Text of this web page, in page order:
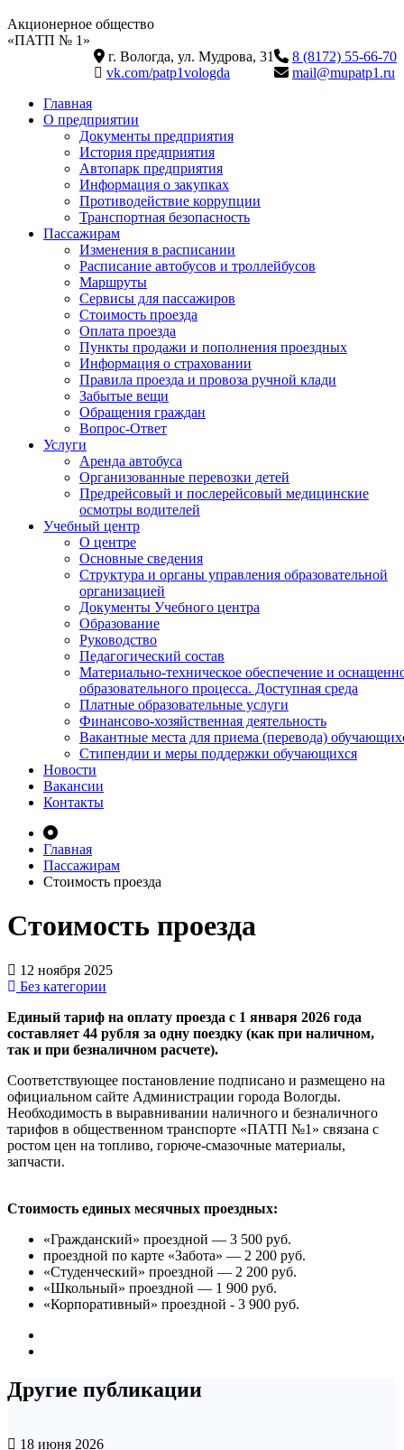
Акционерное общество
«ПАТП № 1»
г. Вологда, ул. Мудрова, 31
vk.com/patp1vologda
8 (8172) 55-66-70
mail@mupatp1.ru
Главная
О предприятии
Документы предприятия
История предприятия
Автопарк предприятия
Информация о закупках
Противодействие коррупции
Транспортная безопасность
Пассажирам
Изменения в расписании
Расписание автобусов и троллейбусов
Маршруты
Сервисы для пассажиров
Стоимость проезда
Оплата проезда
Пункты продажи и пополнения проездных
Информация о страховании
Правила проезда и провоза ручной клади
Забытые вещи
Обращения граждан
Вопрос-Ответ
Услуги
Аренда автобуса
Организованные перевозки детей
Предрейсовый и послерейсовый медицинские
осмотры водителей
Учебный центр
О центре
Основные сведения
Структура и органы управления образовательной
организацией
Документы Учебного центра
Образование
Руководство
Педагогический состав
Материально-техническое обеспечение и
образовательного процесса. Доступная среда
Платные образовательные услуги
Финансово-хозяйственная деятельность
Вакантные места для приема (перевода)
Стипендии и меры поддержки обучающихся
Новости
Вакансии
Контакты
Главная
Пассажирам
Стоимость проезда
Стоимость проезда
12 ноября 2025
Без категории
Единый тариф на оплату проезда с 1 января 2026 года
составляет 44 рубля за одну поездку (как при наличном,
так и при безналичном расчете).
Соответствующее постановление подписано и размещено на
официальном сайте Администрации города Вологды.
Необходимость в выравнивании наличного и безналичного
тарифов в общественном транспорте «ПАТП №1» связана с
ростом цен на топливо, горюче-смазочные материалы,
запчасти.
Стоимость единых месячных проездных:
«Гражданский» проездной — 3 500 руб.
проездной по карте «Забота» — 2 200 руб.
«Студенческий» проездной — 2 200 руб.
«Школьный» проездной — 1 900 руб.
«Корпоративный» проездной - 3 900 руб.
Другие публикации
18 июня 2026